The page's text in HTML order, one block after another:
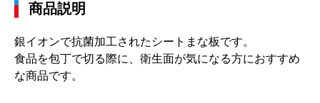
商品説明
銀イオンで抗菌加工されたシートまな板です。
食品を包丁で切る際に、衛生面が気になる方におすすめ
な商品です。